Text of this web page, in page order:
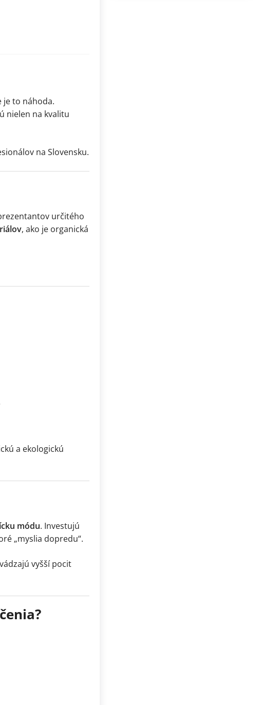
je to náhoda.
nielen na kvalitu
na Slovensku.
určitého
, ako je organická
a ekologickú
módu. Investujú
„myslia dopredu“.
vyšší pocit